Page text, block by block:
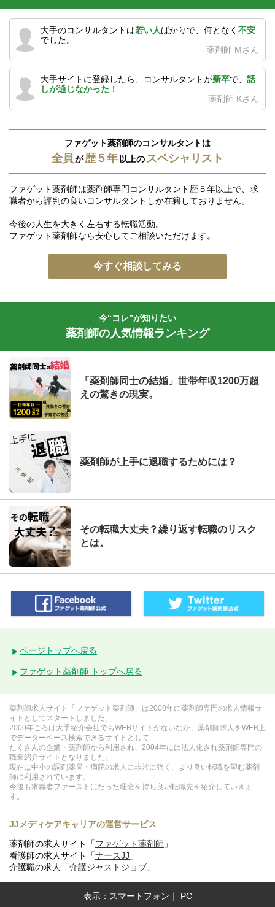
大手のコンサルタントは若い人ばかりで、何となく 不安
でした。
薬剤師 Mさん
大手サイトに登録したら、コンサルタントが新卒で、 話
しが通じなかった！
薬剤師 Kさん
ファゲット薬剤師のコンサルタントは
全員が歴５年以上のスペシャリスト
ファゲット薬剤師は薬剤師専門コンサルタント歴５年以上で、求
職者から評判の良いコンサルタントしか在籍しておりません。
今後の人生を大きく左右する転職活動。
ファゲット薬剤師なら安心してご相談いただけます。
今すぐ相談してみる
今“コレ”が知りたい
薬剤師の人気情報ランキング
「薬剤師同士の結婚」世帯年収1200万超
えの驚きの現実。
薬剤師が上手に退職するためには？
その転職大丈夫？繰り返す転職のリスク
とは。
ページトップへ戻る
ファゲット薬剤師 トップへ戻る
薬剤師求人サイト「ファゲット薬剤師」は2000年に薬剤師専門の求人情報サ
イトとしてスタートしました。
2000年ごろは大手紹介会社でもWEBサイトがないなか、薬剤師求人をWEB上
でデーターベース検索できるサイトとして
たくさんの企業・薬剤師から利用され、2004年には法人化され薬剤師専門の
職業紹介サイトとなりました。
現在は中小の調剤薬局・病院の求人に非常に強く、より良い転職を望む薬剤
師に利用されています。
今後も求職者ファーストにたった理念を持ち良い転職先を紹介していきま
す。
JJメディケアキャリアの運営サービス
薬剤師の求人サイト「ファゲット薬剤師 」
看護師の求人サイト「ナースJJ 」
介護職の求人「介護ジャストジョブ 」
表示： スマートフォン ｜ PC